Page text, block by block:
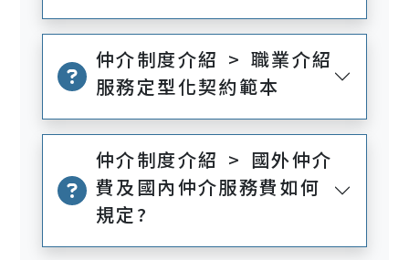
仲介制度介紹 > 職業介紹
服務定型化契約範本
仲介制度介紹 > 國外仲介
費及國內仲介服務費如何
規定?